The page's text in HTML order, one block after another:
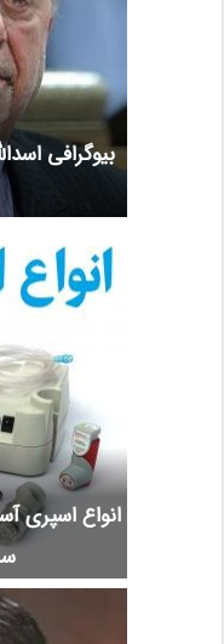
بیوگرافی
انواع اسپری